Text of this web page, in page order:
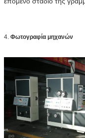
4. Φωτογραφία μηχανών